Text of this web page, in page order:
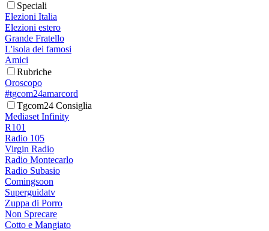
Speciali
Elezioni Italia
Elezioni estero
Grande Fratello
L'isola dei famosi
Amici
Rubriche
Oroscopo
#tgcom24amarcord
Tgcom24 Consiglia
Mediaset Infinity
R101
Radio 105
Virgin Radio
Radio Montecarlo
Radio Subasio
Comingsoon
Superguidatv
Zuppa di Porro
Non Sprecare
Cotto e Mangiato